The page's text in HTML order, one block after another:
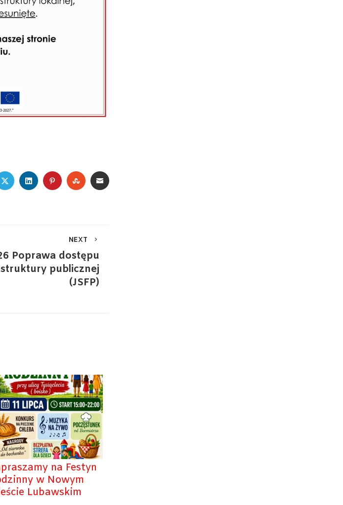
TWITTERLINKEDINPINTERESTSTUMBLEUPON
EMAIL
NEXT
Poprawa dostępu
publicznej
(JSFP)
na Festyn
w Nowym
Lubawskim